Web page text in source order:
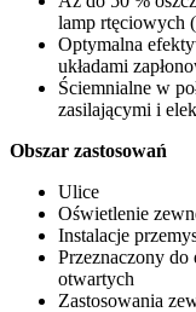
lamp rtęciowych
Optymalna
układami
Ściemnialne w
zasilającymi i
Obszar zastosowań
Ulice
Oświetlenie
Instalacje
Przeznaczony
otwartych
Zastosowania